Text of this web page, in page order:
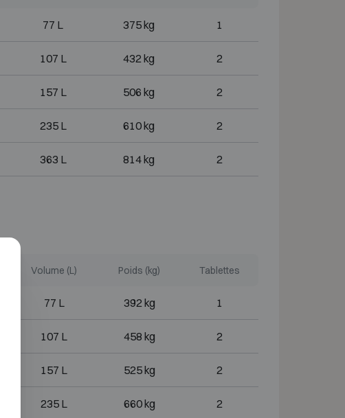
77 L 375 kg 1
107 L 432 kg 2
157 L 506 kg 2
235 L 610 kg 2
363 L 814 kg 2
Volume (L) Poids (kg) Tablettes
77 L 392 kg 1
107 L 458 kg 2
157 L 525 kg 2
235 L 660 kg 2